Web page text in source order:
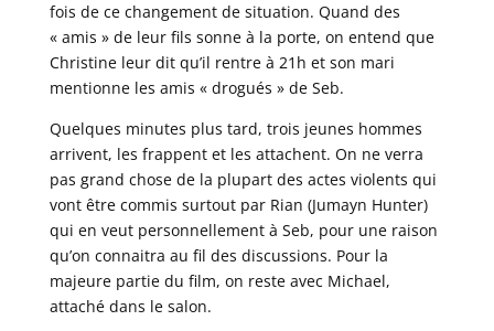
fois de ce changement de situation. Quand des
« amis » de leur fils sonne à la porte, on entend que
Christine leur dit qu’il rentre à 21h et son mari
mentionne les amis « drogués » de Seb.
Quelques minutes plus tard, trois jeunes hommes
arrivent, les frappent et les attachent. On ne verra
pas grand chose de la plupart des actes violents qui
vont être commis surtout par Rian (Jumayn Hunter)
qui en veut personnellement à Seb, pour une raison
qu’on connaitra au fil des discussions. Pour la
majeure partie du film, on reste avec Michael,
attaché dans le salon.